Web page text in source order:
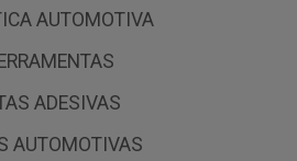
AUTOMOTIVA
ADESIVAS
AUTOMOTIVAS